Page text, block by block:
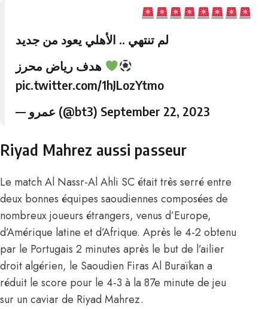
لم تنتهي .. الأهلي يعود من جديد
pic.twitter.com/1hJLozYtmo
— عمرو (@bt3) September 22, 2023
Riyad Mahrez aussi passeur
Le match Al Nassr-Al Ahli SC était très serré entre
deux bonnes équipes saoudiennes composées de
nombreux joueurs étrangers, venus d’Europe,
d’Amérique latine et d’Afrique. Après le 4-2 obtenu
par le Portugais 2 minutes après le but de l’ailier
droit algérien, le Saoudien Firas Al Buraïkan a
réduit le score pour le 4-3 à la 87e minute de jeu
sur un caviar de Riyad Mahrez.